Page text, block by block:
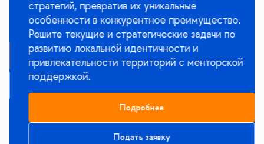
стратегий, превратив их уникальные
особенности в конкурентное преимущество.
Решите текущие и стратегические задачи по
развитию локальной идентичности и
привлекательности территорий с менторской
поддержкой.
Подробнее
Подать заявку